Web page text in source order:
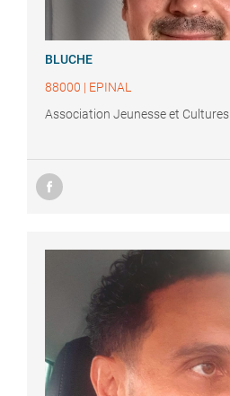
BLUCHE
88000 | EPINAL
Association Jeunesse et Cultures